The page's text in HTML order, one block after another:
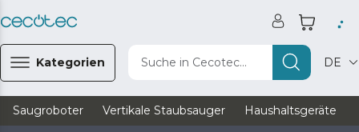
Kategorien Suche in Cecotec... DE
Saugroboter Vertikale Staubsauger Haushaltsgeräte